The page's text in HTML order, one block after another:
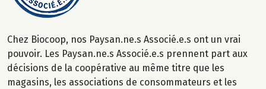
Chez Biocoop, nos Paysan.ne.s Associé.e.s ont un vrai
pouvoir. Les Paysan.ne.s Associé.e.s prennent part aux
décisions de la coopérative au même titre que les
magasins, les associations de consommateurs et les